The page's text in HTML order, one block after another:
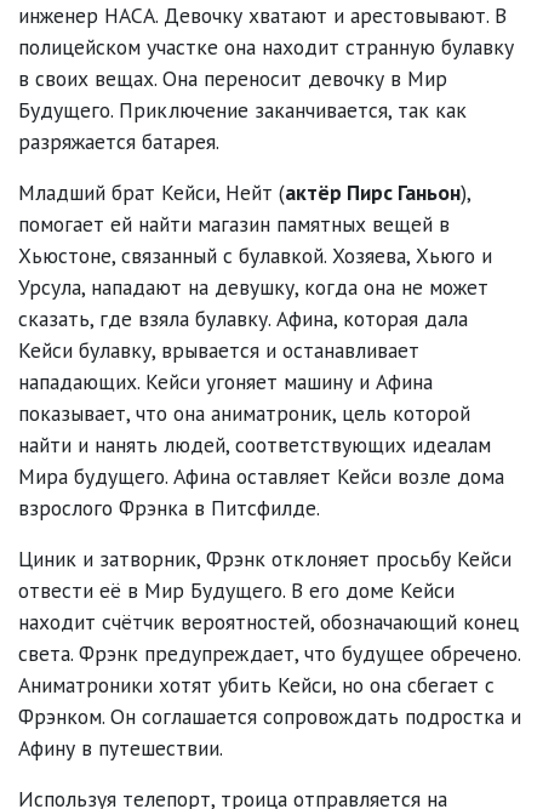
инженер НАСА. Девочку хватают и арестовывают. В
полицейском участке она находит странную булавку
в своих вещах. Она переносит девочку в Мир
Будущего. Приключение заканчивается, так как
разряжается батарея.
Младший брат Кейси, Нейт (актёр Пирс Ганьон),
помогает ей найти магазин памятных вещей в
Хьюстоне, связанный с булавкой. Хозяева, Хьюго и
Урсула, нападают на девушку, когда она не может
сказать, где взяла булавку. Афина, которая дала
Кейси булавку, врывается и останавливает
нападающих. Кейси угоняет машину и Афина
показывает, что она аниматроник, цель которой
найти и нанять людей, соответствующих идеалам
Мира будущего. Афина оставляет Кейси возле дома
взрослого Фрэнка в Питсфилде.
Циник и затворник, Фрэнк отклоняет просьбу Кейси
отвести её в Мир Будущего. В его доме Кейси
находит счётчик вероятностей, обозначающий конец
света. Фрэнк предупреждает, что будущее обречено.
Аниматроники хотят убить Кейси, но она сбегает с
Фрэнком. Он соглашается сопровождать подростка и
Афину в путешествии.
Используя телепорт, троица отправляется на